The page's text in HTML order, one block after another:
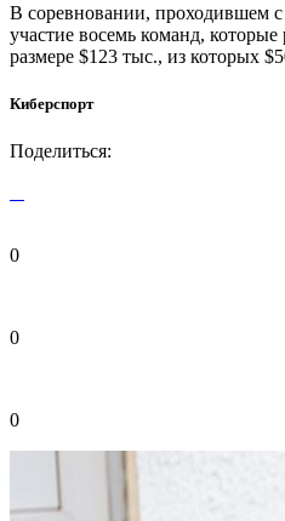
В соревновании, проходившем
участие восемь команд,
размере $123 тыс., из которых
Киберспорт
Поделиться:
0
0
0